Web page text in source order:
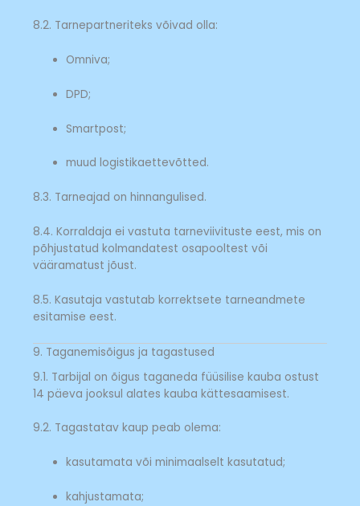
8.2. Tarnepartneriteks võivad olla:
Omniva;
DPD;
Smartpost;
muud logistikaettevõtted.
8.3. Tarneajad on hinnangulised.
8.4. Korraldaja ei vastuta tarneviivituste eest, mis on
põhjustatud kolmandatest osapooltest või
vääramatust jõust.
8.5. Kasutaja vastutab korrektsete tarneandmete
esitamise eest.
9. Taganemisõigus ja tagastused
9.1. Tarbijal on õigus taganeda füüsilise kauba ostust
14 päeva jooksul alates kauba kättesaamisest.
9.2. Tagastatav kaup peab olema:
kasutamata või minimaalselt kasutatud;
kahjustamata;